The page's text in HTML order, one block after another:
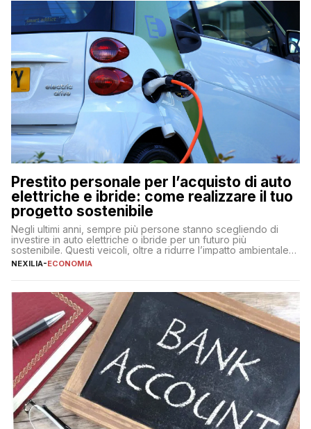
Prestito personale per l’acquisto di auto
elettriche e ibride: come realizzare il tuo
progetto sostenibile
Negli ultimi anni, sempre più persone stanno scegliendo di
investire in auto elettriche o ibride per un futuro più
sostenibile. Questi veicoli, oltre a ridurre l’impatto ambientale,
offrono vantaggi economici a lungo termine, come minori costi
fare se non […]
NEXILIA-ECONOMIA